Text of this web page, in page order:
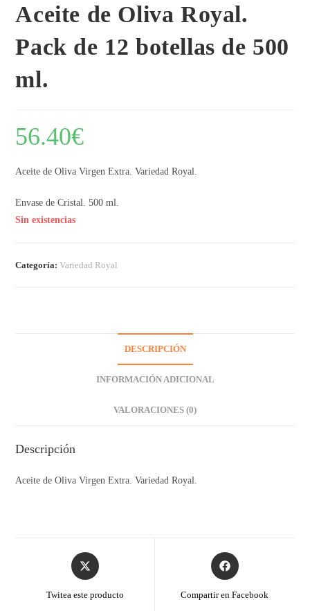
Aceite de Oliva Royal.
Pack de 12 botellas de 500
ml.
56.40€
Aceite de Oliva Virgen Extra. Variedad Royal.
Envase de Cristal. 500 ml.
Sin existencias
Categoría:Variedad Royal
DESCRIPCIÓN
INFORMACIÓN ADICIONAL
VALORACIONES (0)
Descripción
Aceite de Oliva Virgen Extra. Variedad Royal.
Twitea este producto Compartir en Facebook